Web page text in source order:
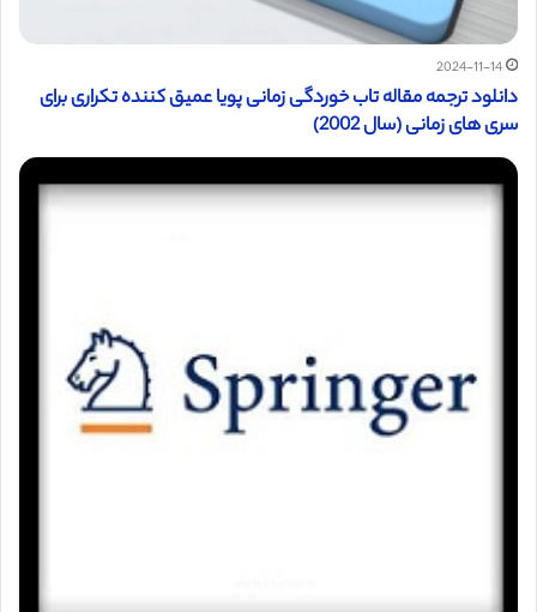
2024-11-14
دانلود ترجمه مقاله تاب خوردگی زمانی پویا عمیق کننده تکراری برای
سری های زمانی (سال 2002)